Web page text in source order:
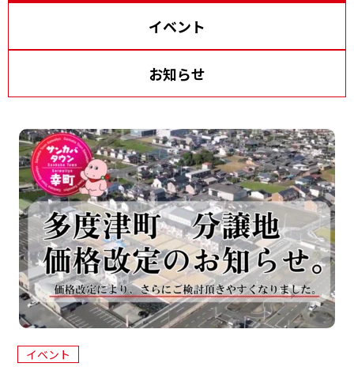
協
プライバシーポリシー
資料請求
電話相談
イベント
お知らせ
イベント